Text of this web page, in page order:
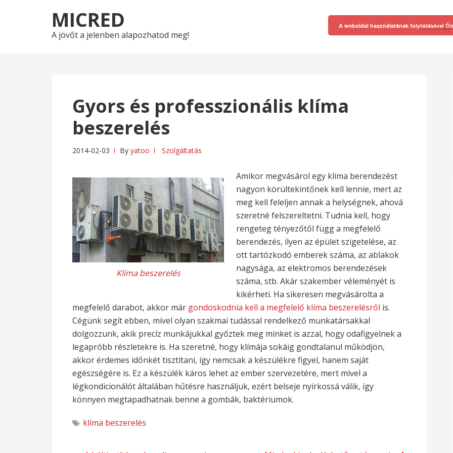
to
navigation
to
content
MICRED
A jövőt a jelenben alapozhatod meg!
Kezdőlap
Gyors és professzionális klíma
beszerelés
2014-02-03 By yatoo Szolgáltatás
Klíma beszerelés
Amikor megvásárol egy klíma berendezést
nagyon körültekintőnek kell lennie, mert az
meg kell feleljen annak a helységnek, ahová
szeretné felszereltetni. Tudnia kell, hogy
rengeteg tényezőtől függ a megfelelő
berendezés, ilyen az épület szigetelése, az
ott tartózkodó emberek száma, az ablakok
nagysága, az elektromos berendezések
száma, stb. Akár szakember véleményét is
kikérheti. Ha sikeresen megvásárolta a
megfelelő darabot, akkor már gondoskodnia kell a megfelelő klíma beszerelésről is.
Cégünk segít ebben, mivel olyan szakmai tudással rendelkező munkatársakkal
dolgozzunk, akik precíz munkájukkal győztek meg minket is azzal, hogy odafigyelnek a
legapróbb részletekre is. Ha szeretné, hogy klímája sokáig gondtalanul működjön,
akkor érdemes időnkét tisztítani, így nemcsak a készülékre figyel, hanem saját
egészségére is. Ez a készülék káros lehet az ember szervezetére, mert mivel a
légkondicionálót általában hűtésre használjuk, ezért belseje nyirkossá válik, így
könnyen megtapadhatnak benne a gombák, baktériumok.
klíma beszerelés
A weboldal használatának folytatásával